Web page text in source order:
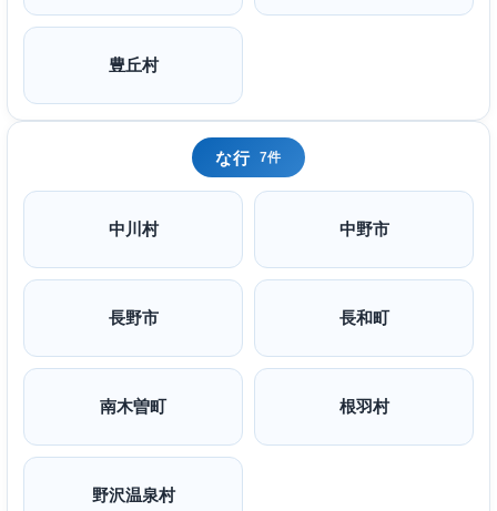
豊丘村
な行 7件
中川村 中野市
長野市 長和町
南木曽町 根羽村
野沢温泉村